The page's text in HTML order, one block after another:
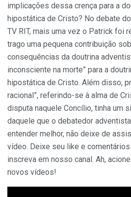
implicações dessa crença para a
hipostática de Cristo? No debate
TV RIT, mais uma vez o Patrick foi
trago uma pequena contribuição
consequências da doutrina
inconsciente na morte” para a
hipostática de Cristo. Além disso,
racional”, referindo-se à alma de
disputa naquele Concílio, tinha um
daquele que o debatedor
entender melhor, não deixe de
vídeo. Deixe seu like e
inscreva em nosso canal. Ah,
novos vídeos!